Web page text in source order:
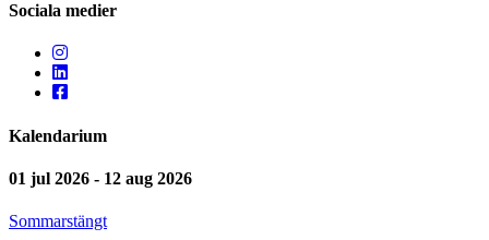
Sociala medier
Kalendarium
01 jul 2026 - 12 aug 2026
Sommarstängt